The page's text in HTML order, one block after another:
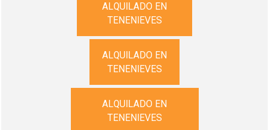
ALQUILADO EN
TENENIEVES
Brazato 4 Local Izquierda
ALQUILADO EN
TENENIEVES
Brazato 5 izquierda
ALQUILADO EN
TENENIEVES
Brazato 6 Derecha delantera